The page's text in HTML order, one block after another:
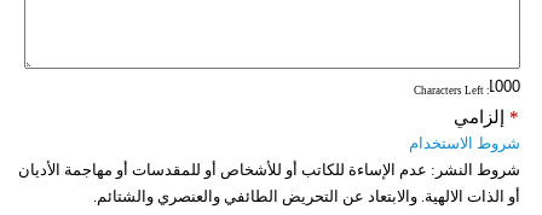
: Characters Left
إلزامي *
شروط الاستخدام
شروط النشر: عدم الإساءة للكاتب أو للأشخاص أو للمقدسات أو مهاجمة الأديان
أو الذات الالهية. والابتعاد عن التحريض الطائفي والعنصري والشتائم.